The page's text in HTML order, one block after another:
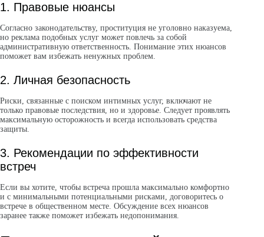
1. Правовые нюансы
Согласно законодательству, проституция не уголовно наказуема,
но реклама подобных услуг может повлечь за собой
административную ответственность. Понимание этих нюансов
поможет вам избежать ненужных проблем.
2. Личная безопасность
Риски, связанные с поиском интимных услуг, включают не
только правовые последствия, но и здоровье. Следует проявлять
максимальную осторожность и всегда использовать средства
защиты.
3. Рекомендации по эффективности
встреч
Если вы хотите, чтобы встреча прошла максимально комфортно
и с минимальными потенциальными рисками, договоритесь о
встрече в общественном месте. Обсуждение всех нюансов
заранее также поможет избежать недопонимания.